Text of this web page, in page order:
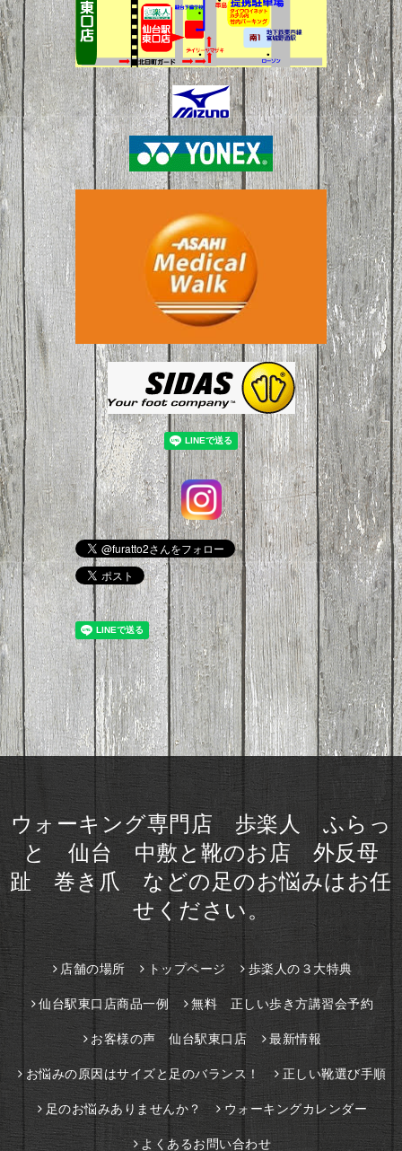
ウォーキング専門店 歩楽人 ふらっ
と 仙台 中敷と靴のお店 外反母
趾 巻き爪 などの足のお悩みはお任
せください。
店舗の場所 トップページ 歩楽人の３大特典
仙台駅東口店商品一例 無料 正しい歩き方講習会予約
お客様の声 仙台駅東口店 最新情報
お悩みの原因はサイズと足のバランス！ 正しい靴選び手順
足のお悩みありませんか？ ウォーキングカレンダー
よくあるお問い合わせ